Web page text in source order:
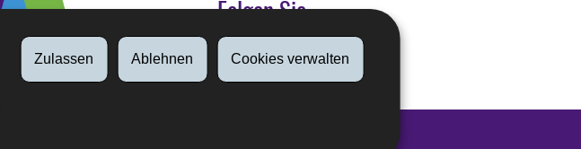
Zulassen Ablehnen Cookies verwalten
Folgen Sie
Linkedin